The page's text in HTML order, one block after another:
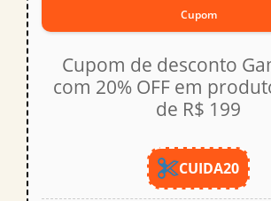
Cupom
Cupom de desconto
com 20% OFF em
de R$ 199
CUIDA20